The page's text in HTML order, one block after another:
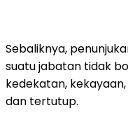
Sebaliknya,
suatu jabatan tidak
kedekatan,
dan tertutup.